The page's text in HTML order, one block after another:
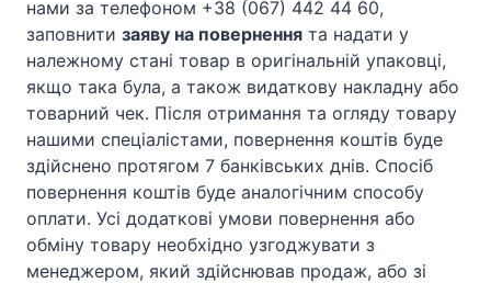
нами за телефоном +38 (067) 442 44 60,
заповнити заяву на повернення та надати у
належному стані товар в оригінальній упаковці,
якщо така була, а також видаткову накладну або
товарний чек. Після отримання та огляду товару
нашими спеціалістами, повернення коштів буде
здійснено протягом 7 банківських днів. Спосіб
повернення коштів буде аналогічним способу
оплати. Усі додаткові умови повернення або
обміну товару необхідно узгоджувати з
менеджером, який здійснював продаж, або зі